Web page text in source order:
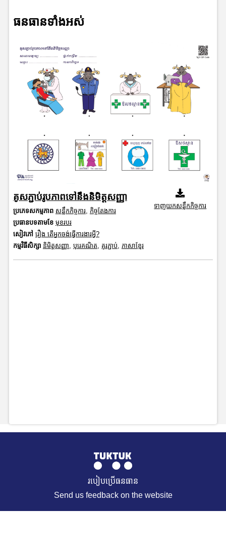
ធនធានទាំងអស់
គូសភ្ជាប់រូបភាពទៅនឹងនិមិត្តសញ្ញា
ប្រភេទសកម្មភាព សន្លឹកកិច្ចការ, កិច្ចតែងការ
ប្រធានបទតាមខែ មុខរបរ
សៀវភៅ រឿង តើអ្នកចង់ធ្វើការងារអ្វី?
កម្មវិធីសិក្សា និមិត្តសញ្ញា បុរេគណិត គូរភ្ជាប់, ភាសាខ្មែរ
ទាញយកសន្លឹកកិច្ចការ
របៀបប្រើធនធាន
Send us feedback on the website